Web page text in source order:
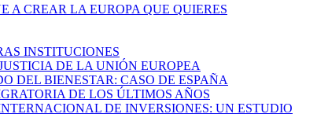
A CREAR LA EUROPA QUE QUIERES
INSTITUCIONES
DE LA UNIÓN EUROPEA
DEL BIENESTAR: CASO DE ESPAÑA
DE LOS ÚLTIMOS AÑOS
DE INVERSIONES: UN ESTUDIO